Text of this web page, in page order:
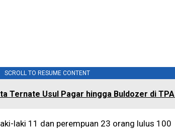
SCROLL TO RESUME CONTENT
Ternate Usul Pagar hingga Buldozer di TPA
laki 11 dan perempuan 23 orang lulus 100